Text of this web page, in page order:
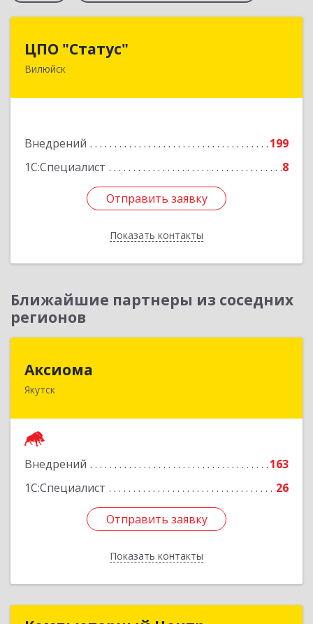
ЦПО "Статус"
Вилюйск
Внедрений
199
1С:Специалист
8
Отправить заявку
Показать контакты
677000, Саха /Якутия/ Респ, Якутск г, Ленина пр-
Отправить заявку
Назад
Ближайшие партнеры из соседних
регионов
Аксиома
Якутск
Внедрений
163
1С:Специалист
26
Отправить заявку
Показать контакты
677000, Саха /Якутия/ Респ, Якутск г, Чиряева
Отправить заявку
Назад